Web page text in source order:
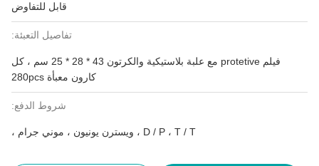
قابل للتفاوض
تفاصيل التعبئة:
فيلم protetive مع علبة بلاستيكية والكرتون 43 * 28 * 25 سم ، كل
كارون معبأة 280pcs
شروط الدفع:
D / P ، T / T ، ويسترن يونيون ، موني جرام ،